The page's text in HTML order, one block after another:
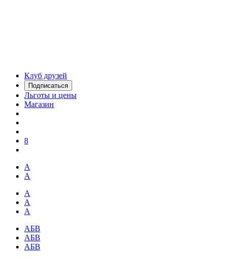
Клуб друзей
Подписаться
Льготы и цены
Магазин
8
А
А
А
А
А
АБВ
АБВ
АБВ